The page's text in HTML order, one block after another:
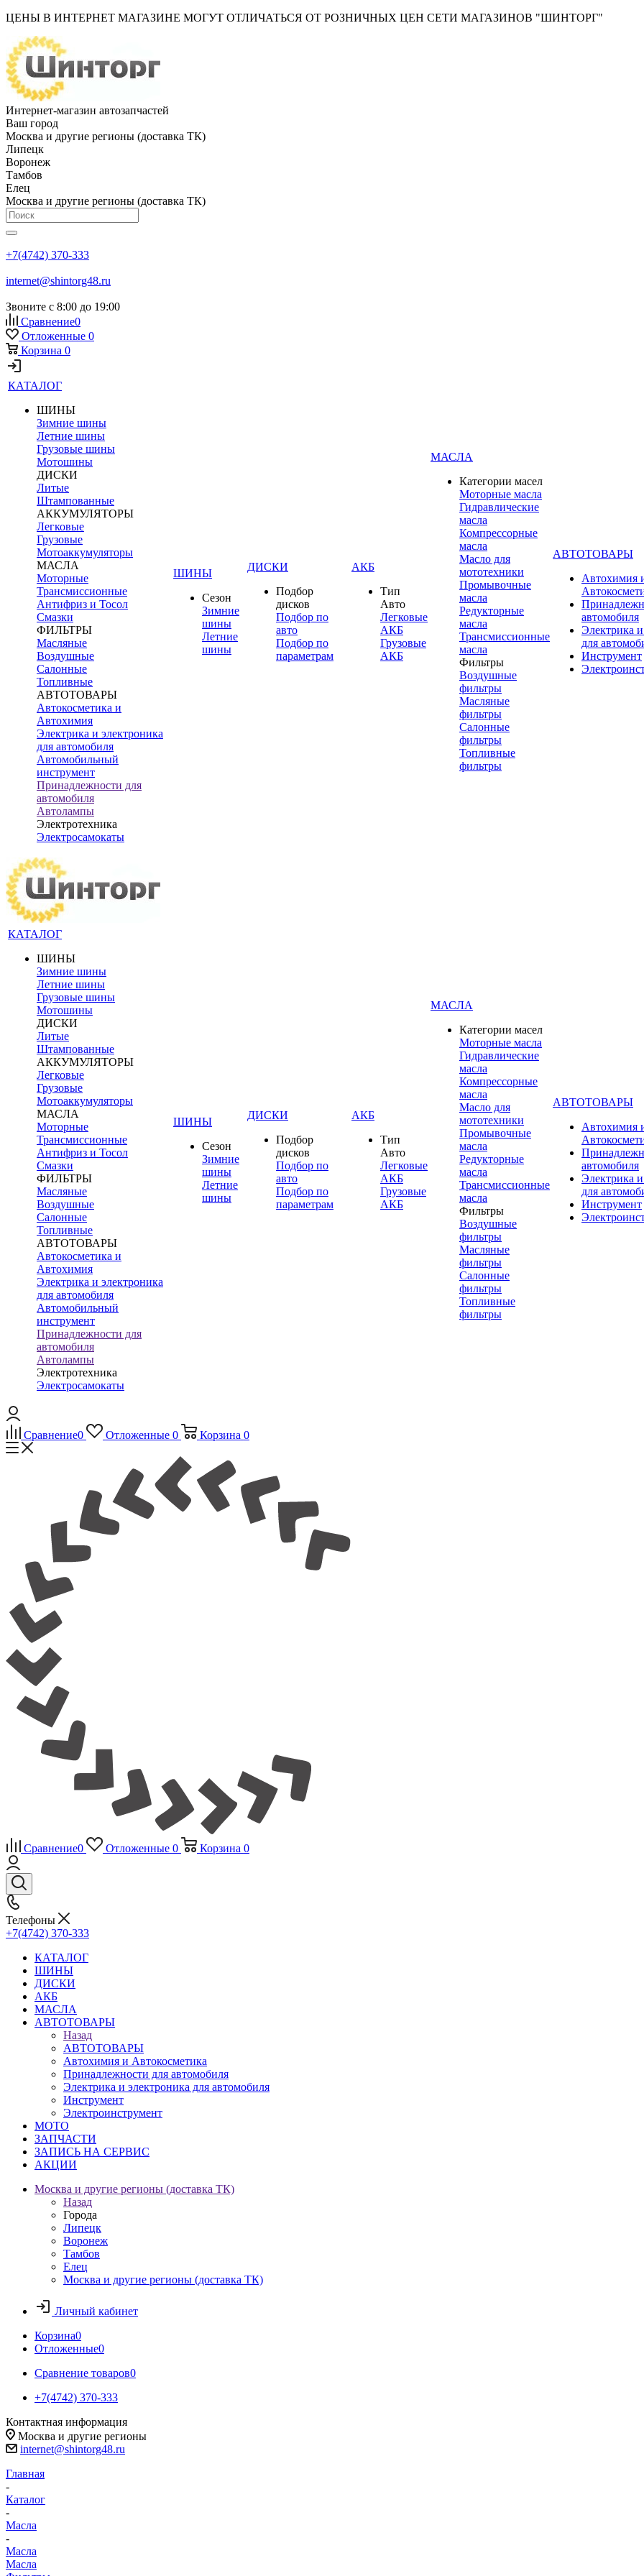
ЦЕНЫ В ИНТЕРНЕТ МАГАЗИНЕ МОГУТ ОТЛИЧАТЬСЯ ОТ РОЗНИЧНЫХ ЦЕН СЕТИ МАГАЗИНОВ "ШИНТОРГ"
Интернет-магазин автозапчастей
Ваш город
Москва и другие регионы (доставка ТК)
Липецк
Воронеж
Тамбов
Елец
Москва и другие регионы (доставка ТК)
+7(4742) 370-333
internet@shintorg48.ru
Звоните с 8:00 до 19:00
Сравнение0
Отложенные 0
Корзина 0
КАТАЛОГ
ШИНЫ
Зимние шины
Летние шины
Грузовые шины
Мотошины
ДИСКИ
Литые
Штампованные
АККУМУЛЯТОРЫ
Легковые
Грузовые
Мотоаккумуляторы
МАСЛА
Моторные
Трансмиссионные
Антифриз и Тосол
Смазки
ФИЛЬТРЫ
Масляные
Воздушные
Салонные
Топливные
АВТОТОВАРЫ
Автокосметика и
Автохимия
Электрика и электроника
для автомобиля
Автомобильный
инструмент
Принадлежности для
автомобиля
Автолампы
Электротехника
Электросамокаты
ШИНЫ
Сезон
Зимние
шины
Летние
шины
ДИСКИ
Подбор
дисков
Подбор по
авто
Подбор по
параметрам
АКБ
Тип
Авто
Легковые
АКБ
Грузовые
АКБ
МАСЛА
Категории масел
Моторные масла
Гидравлические
масла
Компрессорные
масла
Масло для
мототехники
Промывочные
масла
Редукторные
масла
Трансмиссионные
масла
Фильтры
Воздушные
фильтры
Масляные
фильтры
Салонные
фильтры
Топливные
фильтры
АВТОТОВАРЫ
Автохимия
автомобиля
Электрика
для
Инструмент
КАТАЛОГ
ШИНЫ
Зимние шины
Летние шины
Грузовые шины
Мотошины
ДИСКИ
Литые
Штампованные
АККУМУЛЯТОРЫ
Легковые
Грузовые
Мотоаккумуляторы
МАСЛА
Моторные
Трансмиссионные
Антифриз и Тосол
Смазки
ФИЛЬТРЫ
Масляные
Воздушные
Салонные
Топливные
АВТОТОВАРЫ
Автокосметика и
Автохимия
Электрика и электроника
для автомобиля
Автомобильный
инструмент
Принадлежности для
автомобиля
Автолампы
Электротехника
Электросамокаты
ШИНЫ
Сезон
Зимние
шины
Летние
шины
ДИСКИ
Подбор
дисков
Подбор по
авто
Подбор по
параметрам
АКБ
Тип
Авто
Легковые
АКБ
Грузовые
АКБ
МАСЛА
Категории масел
Моторные масла
Гидравлические
масла
Компрессорные
масла
Масло для
мототехники
Промывочные
масла
Редукторные
масла
Трансмиссионные
масла
Фильтры
Воздушные
фильтры
Масляные
фильтры
Салонные
фильтры
Топливные
фильтры
АВТОТОВАРЫ
Автохимия
автомобиля
Электрика
для
Инструмент
Сравнение0 Отложенные 0 Корзина 0
Сравнение0 Отложенные 0 Корзина 0
Телефоны
+7(4742) 370-333
КАТАЛОГ
ШИНЫ
ДИСКИ
АКБ
МАСЛА
АВТОТОВАРЫ
Назад
АВТОТОВАРЫ
Автохимия и Автокосметика
Принадлежности для автомобиля
Электрика и электроника для автомобиля
Инструмент
Электроинструмент
МОТО
ЗАПЧАСТИ
ЗАПИСЬ НА СЕРВИС
АКЦИИ
Москва и другие регионы (доставка ТК)
Назад
Города
Липецк
Воронеж
Тамбов
Елец
Москва и другие регионы (доставка ТК)
Личный кабинет
Корзина0
Отложенные0
Сравнение товаров0
+7(4742) 370-333
Контактная информация
Москва и другие регионы
internet@shintorg48.ru
Главная
-
Каталог
-
Масла
-
Масла
Масла